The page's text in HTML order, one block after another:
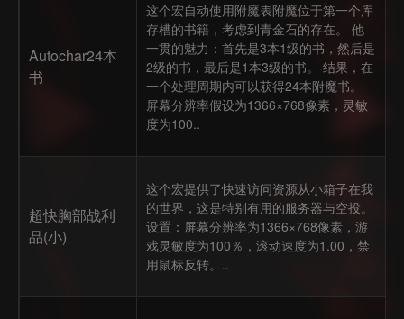
Autochar24本
书
这个宏自动使用附魔表附魔位于第一个库
存槽的书籍，考虑到青金石的存在。 他
一贯的魅力：首先是3本1级的书，然后是
2级的书，最后是1本3级的书。 结果，在
一个处理周期内可以获得24本附魔书。
屏幕分辨率假设为1366×768像素，灵敏
度为100..
超快胸部战利
品(小)
这个宏提供了快速访问资源从小箱子在我
的世界，这是特别有用的服务器与空投。
设置：屏幕分辨率为1366×768像素，游
戏灵敏度为100％，滚动速度为1.00，禁
用鼠标反转。..